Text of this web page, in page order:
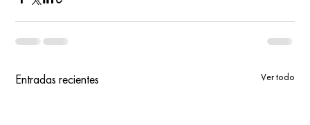
Entradas recientes Ver todo